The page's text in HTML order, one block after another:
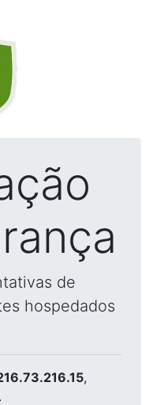
de
hospedados
,